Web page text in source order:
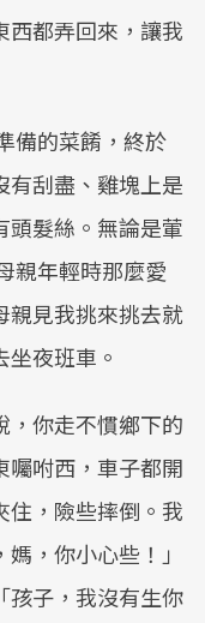
西都弄回來，讓我
備的菜餚，終於
刮盡、雞塊上是
頭髮絲。無論是葷
親年輕時那麼愛
親見我挑來挑去就
夜班車。
，你走不慣鄉下的
囑咐西，車子都開
住，險些摔倒。我
，你小心些！」
孩子，我沒有生你